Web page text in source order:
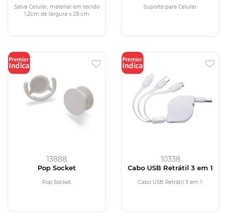
Salva Celular, material em tecido
1,2cm de largura x 28 cm
Suporte para Celular.
13888
Pop Socket
Pop Socket.
10338
Cabo USB Retrátil 3 em 1
Cabo USB Retrátil 3 em 1.